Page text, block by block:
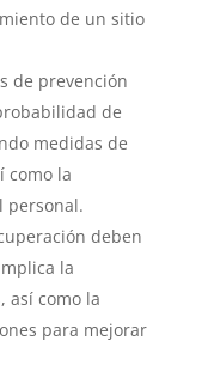
de un sitio
de prevención
de
medidas de
como la
personal.
deben
la
así como la
para mejorar